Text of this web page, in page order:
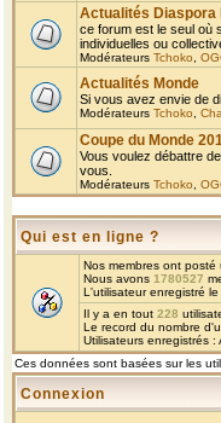
Actualités Diaspora
ce forum est le seul où
individuelles ou
Modérateurs Tchoko
Actualités Monde
Si vous avez envie de
Modérateurs Tchoko
Coupe du Monde
Vous voulez débattre
vous.
Modérateurs Tchoko
Qui est en ligne ?
Nos membres ont posté
Nous avons 1780527
L'utilisateur enregistré
Il y a en tout 228
Le record du nombre
Utilisateurs enregistrés :
Ces données sont basées sur les
Connexion